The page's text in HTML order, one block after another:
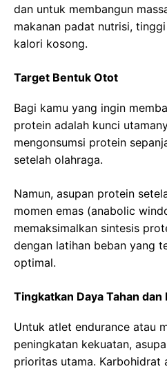
dan untuk membangun
makanan padat nutrisi,
kalori kosong.
Target Bentuk Otot
Bagi kamu yang ingin
protein adalah kunci
mengonsumsi protein
setelah olahraga.
Namun, asupan protein
momen emas (anabolic
memaksimalkan sintesis
dengan latihan beban yang
optimal.
Tingkatkan Daya Tahan dan
Untuk atlet endurance atau
peningkatan kekuatan,
prioritas utama. Karbohidrat